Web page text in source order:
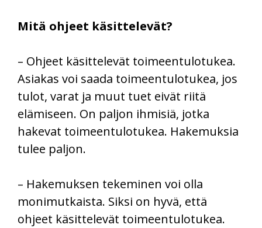
Mitä ohjeet käsittelevät?
– Ohjeet käsittelevät toimeentulotukea.
Asiakas voi saada toimeentulotukea, jos
tulot, varat ja muut tuet eivät riitä
elämiseen. On paljon ihmisiä, jotka
hakevat toimeentulotukea. Hakemuksia
tulee paljon.
– Hakemuksen tekeminen voi olla
monimutkaista. Siksi on hyvä, että
ohjeet käsittelevät toimeentulotukea.